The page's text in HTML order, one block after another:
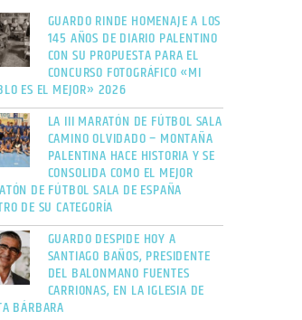
GUARDO RINDE HOMENAJE A LOS
145 AÑOS DE DIARIO PALENTINO
CON SU PROPUESTA PARA EL
CONCURSO FOTOGRÁFICO «MI
ES EL MEJOR» 2026
LA III MARATÓN DE FÚTBOL SALA
CAMINO OLVIDADO – MONTAÑA
PALENTINA HACE HISTORIA Y SE
CONSOLIDA COMO EL MEJOR
DE FÚTBOL SALA DE ESPAÑA
DE SU CATEGORÍA
GUARDO DESPIDE HOY A
SANTIAGO BAÑOS, PRESIDENTE
DEL BALONMANO FUENTES
CARRIONAS, EN LA IGLESIA DE
BÁRBARA